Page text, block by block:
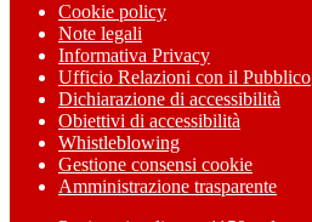
Cookie policy
Note legali
Informativa Privacy
Ufficio Relazioni con il Pubblico
Dichiarazione di accessibilità
Obiettivi di accessibilità
Whistleblowing
Gestione consensi cookie
Amministrazione trasparente